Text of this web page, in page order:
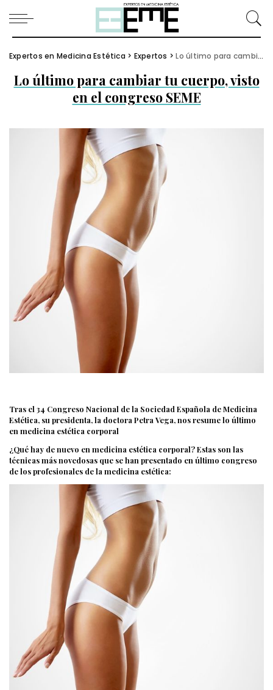
Expertos en Medicina Estética > Expertos >Lo último para cambiar tu cuerpo, visto en el congreso SEME
Lo último para cambiar tu cuerpo, visto
en el congreso SEME
Tras el 34 Congreso Nacional de la Sociedad Española de Medicina
Estética, su presidenta, la doctora Petra Vega, nos resume lo último
en medicina estética corporal
¿Qué hay de nuevo en medicina estética corporal? Estas son las
técnicas más novedosas que se han presentado en último congreso
de los profesionales de la medicina estética: